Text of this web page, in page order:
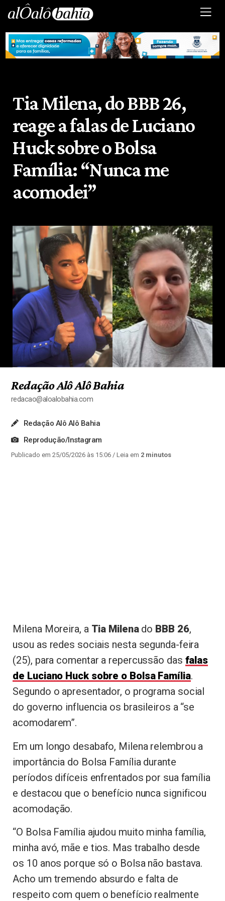
Tia Milena, do BBB 26,
reage a falas de Luciano
Huck sobre o Bolsa
Família: “Nunca me
acomodei”
Redação Alô Alô Bahia
redacao@aloalobahia.com
Redação Alô Alô Bahia
Reprodução/Instagram
Publicado em 25/05/2026 às 15:06/ Leia em 2 minutos
Milena Moreira, a Tia Milenado BBB 26,
usou as redes sociais nesta segunda-feira
(25), para comentar a repercussão das falas
de Luciano Huck sobre o Bolsa Família.
Segundo o apresentador, o programa social
do governo influencia os brasileiros a “se
acomodarem”.
Em um longo desabafo, Milena relembrou a
importância do Bolsa Família durante
períodos difíceis enfrentados por sua família
e destacou que o benefício nunca significou
acomodação.
“O Bolsa Família ajudou muito minha família,
minha avó, mãe e tios. Mas trabalho desde
os 10 anos porque só o Bolsa não bastava.
Acho um tremendo absurdo e falta de
respeito com quem o benefício realmente